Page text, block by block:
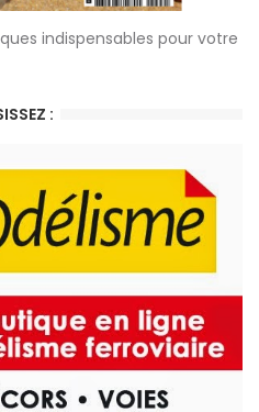
indispensables pour votre
: